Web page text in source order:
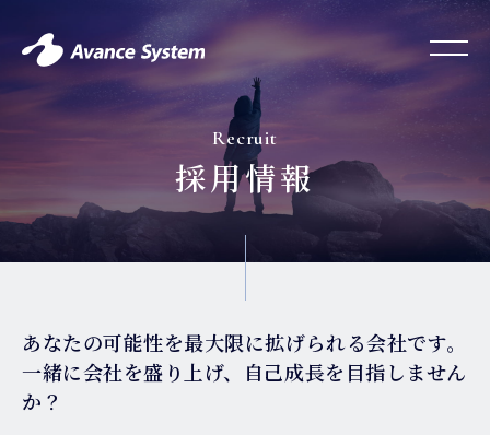
Recruit
採用情報
あなたの可能性を最大限に拡げられる会社です。
一緒に会社を盛り上げ、自己成長を目指しません
か？